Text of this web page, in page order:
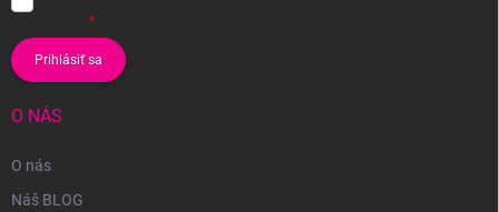
Prihlásiť sa
O NÁS
O nás
Náš BLOG